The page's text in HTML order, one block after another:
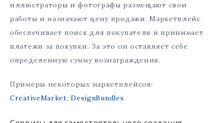
иллюстраторы и фотографы размещают свои
работы и назначают цену продажи. Маркетплейс
обеспечивает поиск для покупателя и принимает
платежи за покупки. За это он оставляет себе
определенную сумму вознаграждения.
Примеры некоторых маркетплейсов:
CreativeMarket;DesignBundles